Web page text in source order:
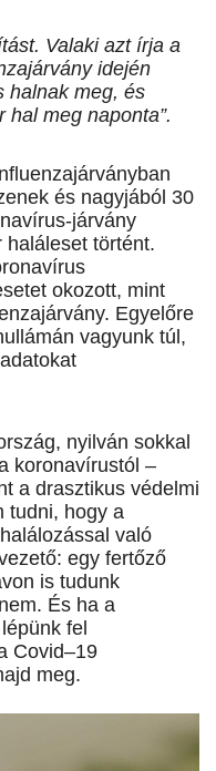
Valaki azt írja a
idején
halnak meg, és
meg naponta”.
és nagyjából 30
járvány
haláleset történt.
okozott, mint
Egye­lőre
vagyunk túl,
nyilván sokkal
koronavírustól –
a drasztikus védelmi
tudni, hogy a
való
egy fertőző
is tudunk
És ha a
fel
Covid–19
meg.